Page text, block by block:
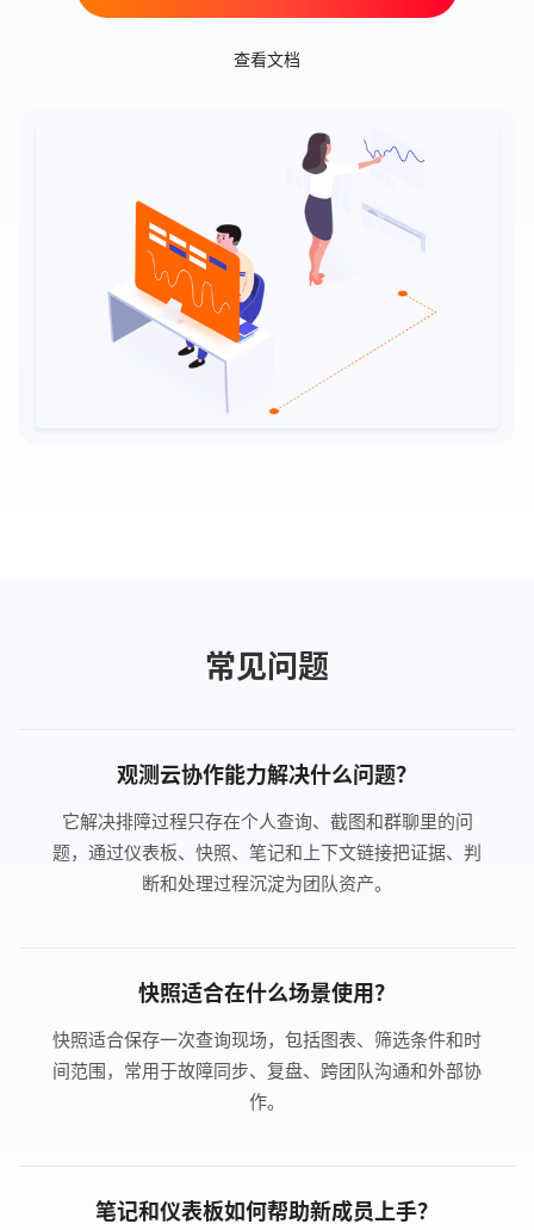
查看文档
常见问题
观测云协作能力解决什么问题？
它解决排障过程只存在个人查询、截图和群聊里的问
题，通过仪表板、快照、笔记和上下文链接把证据、判
断和处理过程沉淀为团队资产。
快照适合在什么场景使用？
快照适合保存一次查询现场，包括图表、筛选条件和时
间范围，常用于故障同步、复盘、跨团队沟通和外部协
作。
笔记和仪表板如何帮助新成员上手？